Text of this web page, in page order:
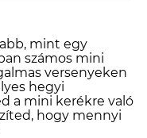
mint egy
számos mini
versenyeken
hegyi
a mini kerékre való
hogy mennyi